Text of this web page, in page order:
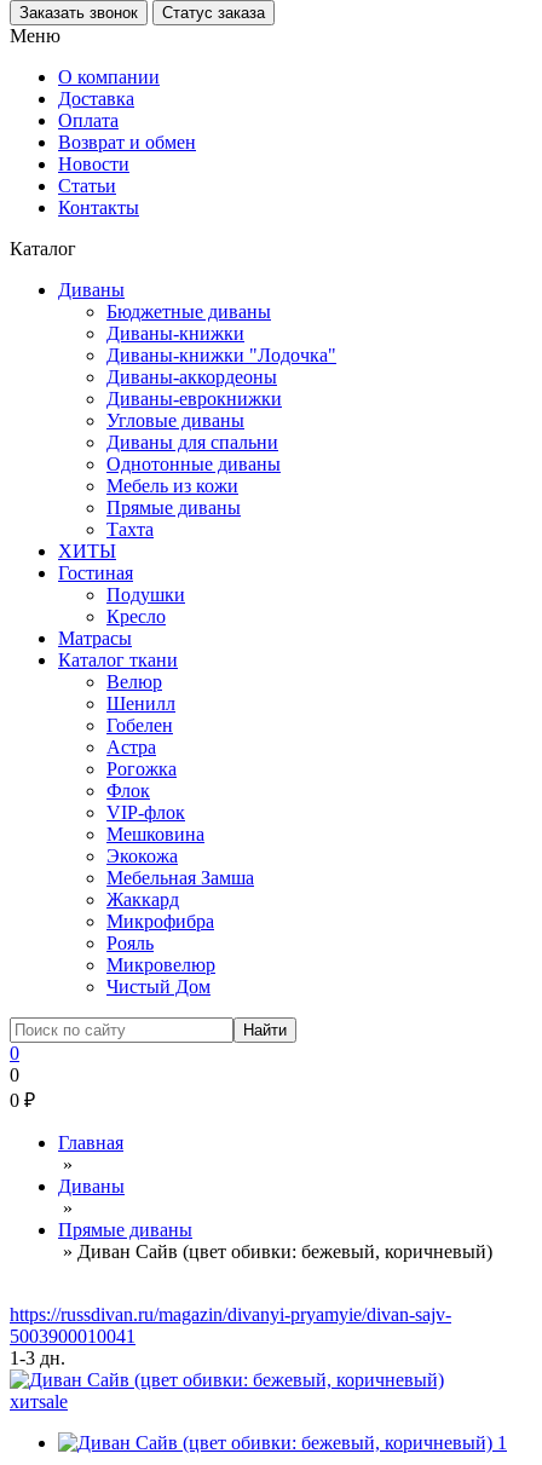
Заказать звонок Статус заказа
Меню
О компании
Доставка
Оплата
Возврат и обмен
Новости
Статьи
Контакты
Каталог
Диваны
Бюджетные диваны
Диваны-книжки
Диваны-книжки "Лодочка"
Диваны-аккордеоны
Диваны-еврокнижки
Угловые диваны
Диваны для спальни
Однотонные диваны
Мебель из кожи
Прямые диваны
Тахта
ХИТЫ
Гостиная
Подушки
Кресло
Матрасы
Каталог ткани
Велюр
Шенилл
Гобелен
Астра
Рогожка
Флок
VIP-флок
Мешковина
Экокожа
Мебельная Замша
Жаккард
Микрофибра
Рояль
Микровелюр
Чистый Дом
0
0
0 ₽
Главная
»
Диваны
»
Прямые диваны
» Диван Сайв (цвет обивки: бежевый, коричневый)
https://russdivan.ru/magazin/divanyi-pryamyie/divan-sajv-
5003900010041
1-3 дн.
хитsale